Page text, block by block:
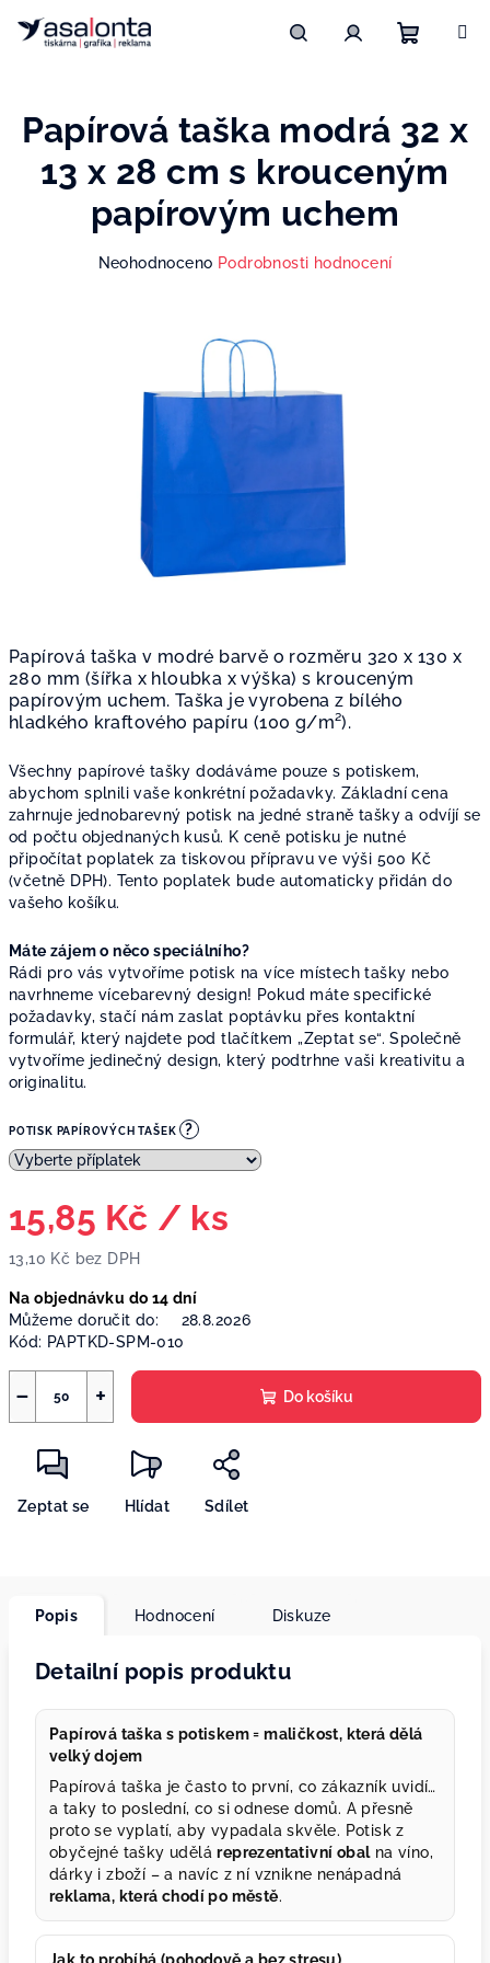
košík
Papírová taška v modré barvě o rozměru 320 x 130 x
280 mm (šířka x hloubka x výška) s krouceným
papírovým uchem. Taška je vyrobena z bílého
hladkého kraftového papíru (100 g/m²).
Všechny papírové tašky dodáváme pouze s potiskem,
abychom splnili vaše konkrétní požadavky. Základní cena
zahrnuje jednobarevný potisk na jedné straně tašky a odvíjí se
od počtu objednaných kusů. K ceně potisku je nutné
připočítat poplatek za tiskovou přípravu ve výši 500 Kč
(včetně DPH). Tento poplatek bude automaticky přidán do
vašeho košíku.
Máte zájem o něco speciálního?
Rádi pro vás vytvoříme potisk na více místech tašky nebo
navrhneme vícebarevný design! Pokud máte specifické
požadavky, stačí nám zaslat poptávku přes kontaktní
formulář, který najdete pod tlačítkem „Zeptat se“. Společně
vytvoříme jedinečný design, který podtrhne vaši kreativitu a
originalitu.
POTISK PAPÍROVÝCH TAŠEK ?
15,85 Kč / ks
13,10 Kč bez DPH
cena:
Na objednávku do 14 dní
Můžeme doručit do:
28.8.2026
Kód: PAPTKD-SPM-010
+
− Do košíku
Zeptat se Hlídat Sdílet
Papírová taška modrá 32 x
13 x 28 cm s krouceným
papírovým uchem
Průměrné
hvězdiček.
Neohodnoceno Podrobnosti hodnocení
Popis Hodnocení Diskuze
Detailní popis produktu
Papírová taška s potiskem = maličkost, která dělá
velký dojem
Papírová taška je často to první, co zákazník uvidí…
a taky to poslední, co si odnese domů. A přesně
proto se vyplatí, aby vypadala skvěle. Potisk z
obyčejné tašky uděláreprezentativní obalna víno,
dárky i zboží – a navíc z ní vznikne nenápadná
reklama, která chodí po městě.